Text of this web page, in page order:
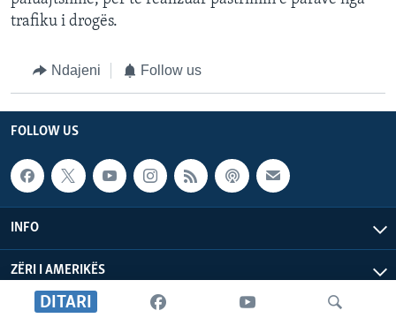
DITARI
trafiku i drogës.
Ndajeni Follow us
FOLLOW US
INFO
ZËRI I AMERIKËS